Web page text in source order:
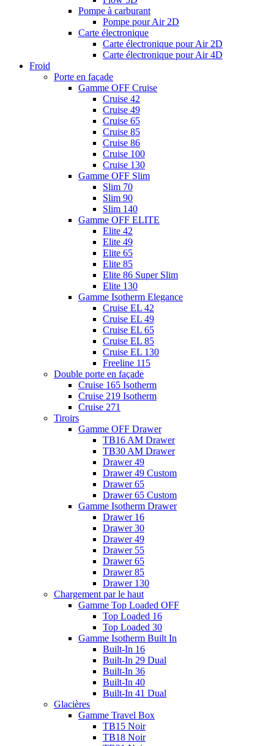
Pompe à carburant
Pompe pour Air 2D
Carte électronique
Carte électronique pour Air 2D
Carte électronique pour Air 4D
Froid
Porte en façade
Gamme OFF Cruise
Cruise 42
Cruise 49
Cruise 65
Cruise 85
Cruise 86
Cruise 100
Cruise 130
Gamme OFF Slim
Slim 70
Slim 90
Slim 140
Gamme OFF ELITE
Elite 42
Elite 49
Elite 65
Elite 85
Elite 86 Super Slim
Elite 130
Gamme Isotherm Elegance
Cruise EL 42
Cruise EL 49
Cruise EL 65
Cruise EL 85
Cruise EL 130
Freeline 115
Double porte en façade
Cruise 165 Isotherm
Cruise 219 Isotherm
Cruise 271
Tiroirs
Gamme OFF Drawer
TB16 AM Drawer
TB30 AM Drawer
Drawer 49
Drawer 49 Custom
Drawer 65
Drawer 65 Custom
Gamme Isotherm Drawer
Drawer 16
Drawer 30
Drawer 49
Drawer 55
Drawer 65
Drawer 85
Drawer 130
Chargement par le haut
Gamme Top Loaded OFF
Top Loaded 16
Top Loaded 30
Gamme Isotherm Built In
Built-In 16
Built-In 29 Dual
Built-In 36
Built-In 40
Built-In 41 Dual
Glacières
Gamme Travel Box
TB15 Noir
TB18 Noir